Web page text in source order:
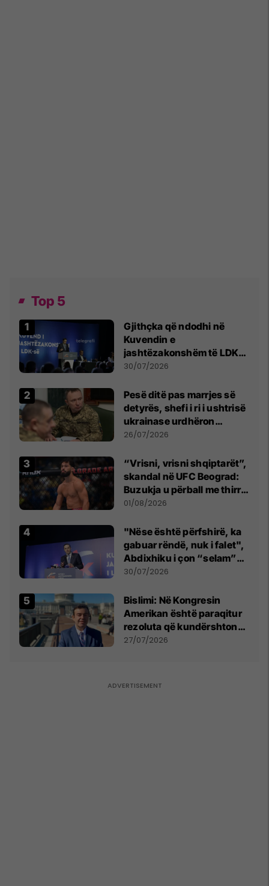
Top 5
Gjithçka që ndodhi në
Kuvendin e
jashtëzakonshëm të LDK-
së
30/07/2026
Pesë ditë pas marrjes së
detyrës, shefi i ri i ushtrisë
ukrainase urdhëron
kontroll të madh
26/07/2026
“Vrisni, vrisni shqiptarët”,
skandal në UFC Beograd:
Buzukja u përball me thirrje
anti-shqiptare nga
01/08/2026
"Nëse është përfshirë, ka
gabuar rëndë, nuk i falet",
Abdixhiku i çon “selam”
Përparim Ramës
30/07/2026
Bislimi: Në Kongresin
Amerikan është paraqitur
rezoluta që kundërshton
mbajtjen e Asamblesë
27/07/2026